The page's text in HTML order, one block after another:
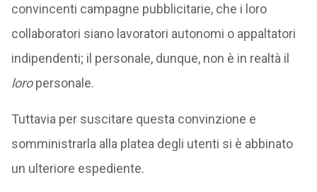
convincenti campagne pubblicitarie, che i loro
collaboratori siano lavoratori autonomi o appaltatori
indipendenti; il personale, dunque, non è in realtà il
loropersonale.
Tuttavia per suscitare questa convinzione e
somministrarla alla platea degli utenti si è abbinato
un ulteriore espediente.